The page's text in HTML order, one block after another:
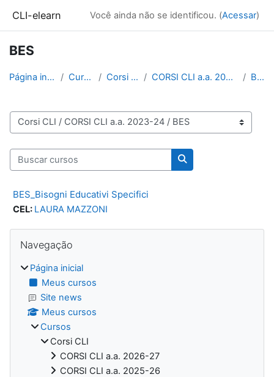
CLI-elearn Você ainda não se identificou. (Acessar)
BES
Página inicial Cursos Corsi CLI CORSI CLI a.a. 2023-24 BES
Categorias de Cursos
Buscar cursos
Buscar cursos
BES_Bisogni Educativi Specifici
CEL: LAURA MAZZONI
Blocos
Navegação
Página inicial
Meus cursos
Site news
Meus cursos
Cursos
Corsi CLI
CORSI CLI a.a. 2026-27
CORSI CLI a.a. 2025-26